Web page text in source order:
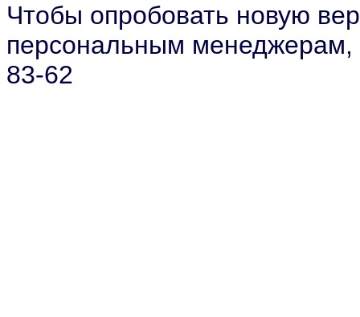
Чтобы опробовать новую
персональным
83-62